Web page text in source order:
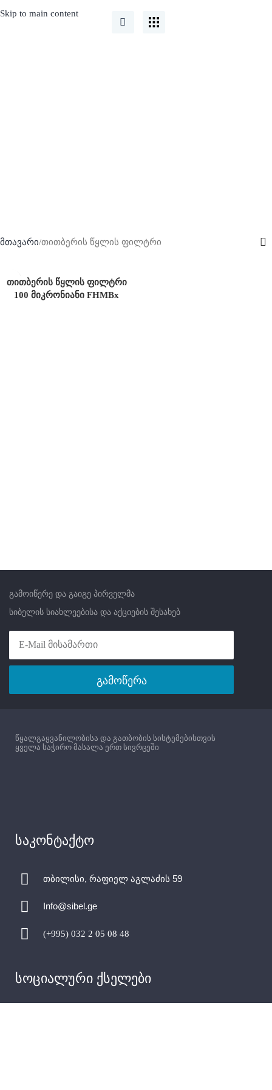
Skip to main content
მთავარი თითბერის წყლის ფილტრი
თითბერის წყლის ფილტრი
100 მიკრონიანი FHMBx
გამოიწერე და გაიგე პირველმა
სიბელის სიახლეებისა და აქციების შესახებ
გამოწერა
წყალგაყვანილობისა და გათბობის სისტემებისთვის
ყველა საჭირო მასალა ერთ სივრცეში
საკონტაქტო
თბილისი, რაფიელ აგლაძის 59
Info@sibel.ge
(+995) 032 2 05 08 48
სოციალური ქსელები